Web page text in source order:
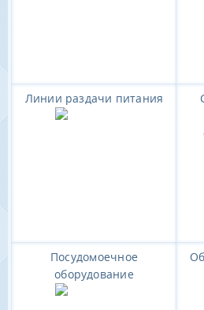
Линии раздачи питания
Посудомоечное
оборудование